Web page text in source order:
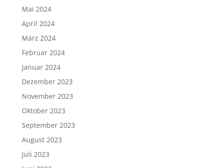
Mai 2024
April 2024
März 2024
Februar 2024
Januar 2024
Dezember 2023
November 2023
Oktober 2023
September 2023
August 2023
Juli 2023